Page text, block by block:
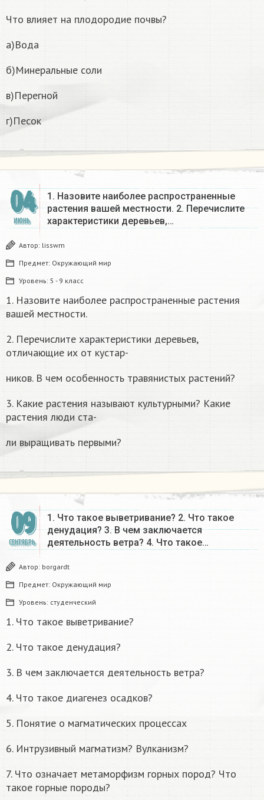
Что влияет на плодородие почвы?
а)Вода
б)Минеральные соли
в)Перегной
г)Песок
04
ИЮНЬ
1. Назовите наиболее распространенные
растения вашей местности. 2. Перечислите
характеристики деревьев,…
Автор: lisswm
Предмет: Окружающий мир
Уровень: 5 - 9 класс
1. Назовите наиболее распространенные растения
вашей местности.
2. Перечислите характеристики деревьев,
отличающие их от кустар-
ников. В чем особенность травянистых растений?
3. Какие растения называют культурными? Какие
растения люди ста-
ли выращивать первыми?​
09
СЕНТЯБРЬ
1. Что такое выветривание? 2. Что такое
денудация? 3. В чем заключается
деятельность ветра? 4. Что такое…
Автор: borgardt
Предмет: Окружающий мир
Уровень: студенческий
1. Что такое выветривание?
2. Что такое денудация?
3. В чем заключается деятельность ветра?
4. Что такое диагенез осадков?
5. Понятие о магматических процессах
6. Интрузивный магматизм? Вулканизм?
7. Что означает метаморфизм горных пород? Что
такое горные породы?